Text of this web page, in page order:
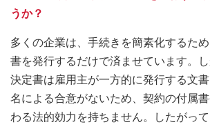
うか？
多くの企業は、手続きを簡素化するた
書を発行するだけで済ませています。
決定書は雇用主が一方的に発行する文
名による合意がないため、契約の付属
わる法的効力を持ちません。したがっ